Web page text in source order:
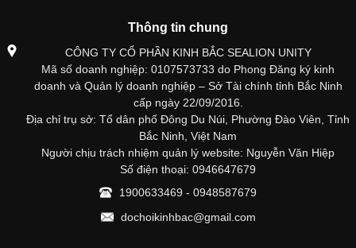
Thông tin chung
CÔNG TY CỔ PHẦN KINH BẮC SEALION UNITY
Mã số doanh nghiệp: 0107573733 do Phong Đăng ký kinh
doanh và Quản lý doanh nghiệp – Sở Tài chính tỉnh Bắc Ninh
cấp ngày 22/09/2016.
Địa chỉ trụ sở: Tổ dân phố Đông Du Núi, Phường Đào Viên, Tỉnh
Bắc Ninh, Việt Nam
Người chịu trách nhiệm quản lý website: Nguyễn Văn Hiệp
Số điện thoại: 0946647679
1900633469 - 0948587679
dochoikinhbac@gmail.com